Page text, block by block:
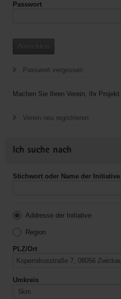
Passwort
Anmelden
Passwort vergessen
Machen Sie Ihren Verein, Ihr
Verein neu registrieren
Ich suche nach
Stichwort oder Name der Initiative
Addresse der Initiative
Region
PLZ/Ort
Umkreis